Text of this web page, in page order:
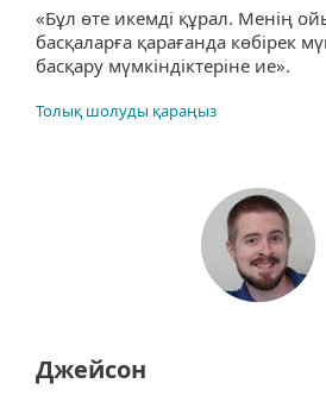
«Бұл өте икемді құрал. Менің
басқаларға қарағанда көбірек
басқару мүмкіндіктеріне ие».
Толық шолуды қараңыз
Джейсон